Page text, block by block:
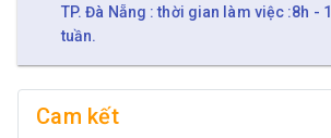
TP. Đà Nẵng : thời gian làm việc :8h -
tuần.
Cam kết